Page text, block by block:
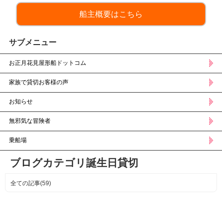
船主概要はこちら
サブメニュー
お正月花見屋形船ドットコム
家族で貸切お客様の声
お知らせ
無邪気な冒険者
乗船場
ブログカテゴリ誕生日貸切
全ての記事(59)